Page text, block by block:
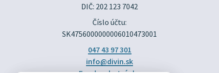
DIČ: 202 123 7042
Číslo účtu:
SK4756000000006010473001
047 43 97 301
info@divin.sk